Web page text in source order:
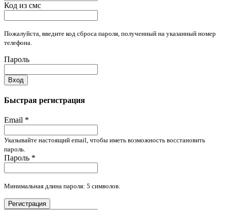
Код из смс
Пожалуйста, введите код сброса пароля, полученный на указанный номер
телефона.
Пароль
Вход
Быстрая регистрация
Email *
Указывайте настоящий email, чтобы иметь возможность восстановить
пароль.
Пароль *
Минимальная длина пароля: 5 символов.
Регистрация